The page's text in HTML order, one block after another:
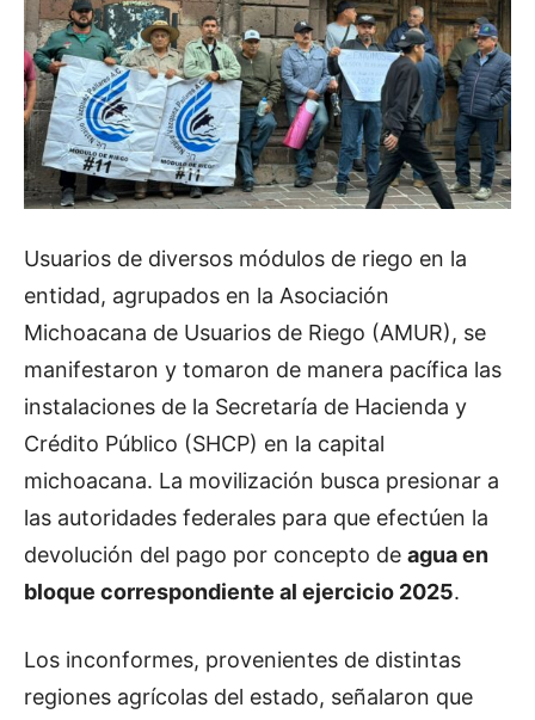
Usuarios de diversos módulos de riego en la
entidad, agrupados en la Asociación
Michoacana de Usuarios de Riego (AMUR), se
manifestaron y tomaron de manera pacífica las
instalaciones de la Secretaría de Hacienda y
Crédito Público (SHCP) en la capital
michoacana. La movilización busca presionar a
las autoridades federales para que efectúen la
devolución del pago por concepto de agua en
bloque correspondiente al ejercicio 2025.
Los inconformes, provenientes de distintas
regiones agrícolas del estado, señalaron que